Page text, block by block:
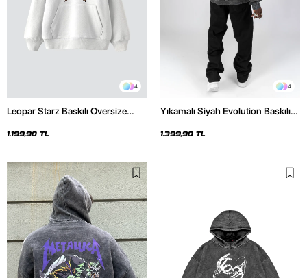
4
Leopar Starz Baskılı Oversize
1.199,90 TL
4
Yıkamalı Siyah Evolution Baskılı
Hoodie
1.399,90 TL